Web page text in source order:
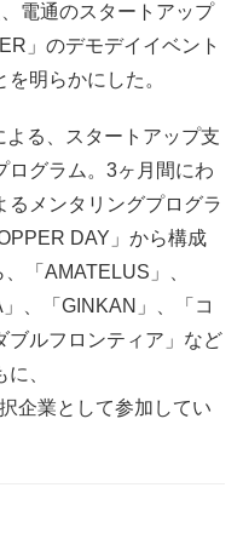
電通のスタートアップ
」のデモデイイベント
明らかにした。
よる、スタートアップ支
ログラム。3ヶ月間にわ
るメンタリングプログラ
DAY」から構成
「AMATELUS」、
、「GINKAN」、「コ
ブルフロンティア」など
、
企業として参加してい